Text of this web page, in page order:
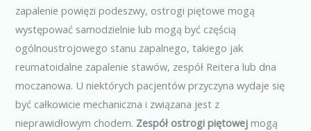
zapalenie powięzi podeszwy, ostrogi piętowe mogą
występować samodzielnie lub mogą być częścią
ogólnoustrojowego stanu zapalnego, takiego jak
reumatoidalne zapalenie stawów, zespół Reitera lub dna
moczanowa. U niektórych pacjentów przyczyna wydaje się
być całkowicie mechaniczna i związana jest z
nieprawidłowym chodem. Zespół ostrogi piętowej mogą